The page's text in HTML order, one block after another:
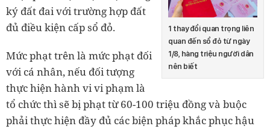
1 thay đổi quan trọng liên
quan đến sổ đỏ từ ngày
1/8, hàng triệu người dân
nên biết
ký đất đai với trường hợp đất
đủ điều kiện cấp sổ đỏ.
Mức phạt trên là mức phạt đối
với cá nhân, nếu đối tượng
thực hiện hành vi vi phạm là
tổ chức thì sẽ bị phạt từ 60-100 triệu đồng và buộc
phải thực hiện đầy đủ các biện pháp khắc phục hậu